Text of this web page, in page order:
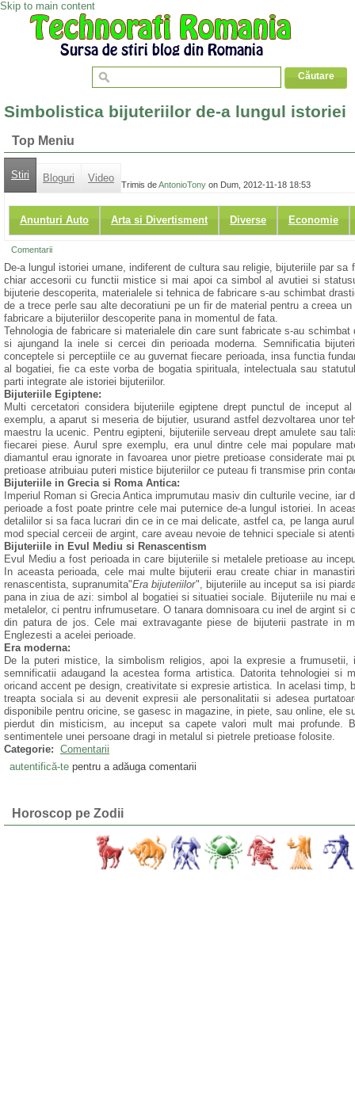
Skip to main content
Simbolistica bijuteriilor de-a lungul istoriei
Top Meniu
Stiri Bloguri Video
Anunturi Auto Arta si Divertisment Diverse Economie
Trimis deAntonioTony on Dum, 2012-11-18 18:53
Comentarii
De-a lungul istoriei umane, indiferent de cultura sau religie, bijuteriile par
chiar accesorii cu functii mistice si mai apoi ca simbol al avutiei si
bijuterie descoperita, materialele si tehnica de fabricare s-au schimbat
de a trece perle sau alte decoratiuni pe un fir de material pentru a creea
fabricare a bijuteriilor descoperite pana in momentul de fata.
Tehnologia de fabricare si materialele din care sunt fabricate s-au
si ajungand la inele si cercei din perioada moderna. Semnificatia
conceptele si perceptiile ce au guvernat fiecare perioada, insa functia
al bogatiei, fie ca este vorba de bogatia spirituala, intelectuala sau
parti integrate ale istoriei bijuteriilor.
Bijuteriile Egiptene:
Multi cercetatori considera bijuteriile egiptene drept punctul de inceput
exemplu, a aparut si meseria de bijutier, usurand astfel dezvoltarea unor
maestru la ucenic. Pentru egipteni, bijuteriile serveau drept amulete sau
fiecarei piese. Aurul spre exemplu, era unul dintre cele mai populare
diamantul erau ignorate in favoarea unor pietre pretioase considerate mai
pretioase atribuiau puteri mistice bijuteriilor ce puteau fi transmise prin
Bijuteriile in Grecia si Roma Antica:
Imperiul Roman si Grecia Antica imprumutau masiv din culturile vecine,
perioade a fost poate printre cele mai puternice de-a lungul istoriei. In
detaliilor si sa faca lucrari din ce in ce mai delicate, astfel ca, pe langa
mod special cerceii de argint, care aveau nevoie de tehnici speciale si
Bijuteriile in Evul Mediu si Renascentism
Evul Mediu a fost perioada in care bijuteriile si metalele pretioase au
In aceasta perioada, cele mai multe bijuterii erau create chiar in
renascentista, supranumita"Era bijuteriilor", bijuteriile au inceput sa isi
pana in ziua de azi: simbol al bogatiei si situatiei sociale. Bijuteriile nu mai
metalelor, ci pentru infrumusetare. O tanara domnisoara cu inel de argint
din patura de jos. Cele mai extravagante piese de bijuterii pastrate in
Englezesti a acelei perioade.
Era moderna:
De la puteri mistice, la simbolism religios, apoi la expresie a
semnificatii adaugand la acestea forma artistica. Datorita tehnologiei si
oricand accent pe design, creativitate si expresie artistica. In acelasi timp,
treapta sociala si au devenit expresii ale personalitatii si adesea
disponibile pentru oricine, se gasesc in magazine, in piete, sau online, ele
pierdut din misticism, au inceput sa capete valori mult mai profunde.
sentimentele unei persoane dragi in metalul si pietrele pretioase folosite.
Categorie: Comentarii
autentifică-tepentru a adăuga comentarii
Horoscop pe Zodii